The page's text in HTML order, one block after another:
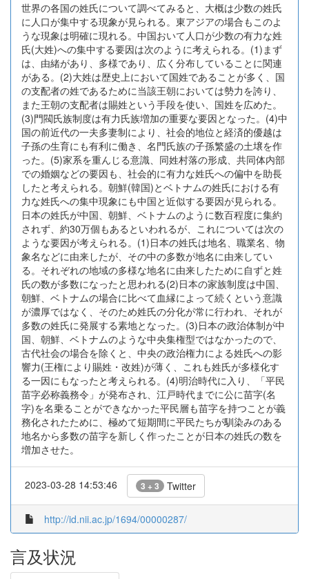
世界の各国の姓氏について調べてみると、大概は少数の姓氏
に人口が集中する現象が見られる。東アジアの場合もこのよ
うな現象は明確に現れる。中国おいて人口が少数の有力な姓
氏(大姓)への集中する要因は次のように考えられる。(1)まず
は、由緒があり、多様であり、広く分布していることに関連
がある。(2)大姓は歴史上において国姓であることが多く、国
の支配者の姓であるために当該王朝においては勢力を誇り、
また王朝の支配者は賜姓という手段を使い、国姓を広めた。
(3)門閥氏族制度は有力氏族増加の重要な要因となった。(4)中
国の前近代の一夫多妻制により、社会的地位と経済的優越は
子孫の生育にも有利に働き、名門氏族の子孫繁盛の土壌を作
った。(5)家系を重んじる意識、同姓村落の形成、共同体内部
での婚姻などの要因も、社会的に有力な姓氏への偏中を助長
したと考えられる。朝鮮(韓国)とベトナムの姓氏における有
力な姓氏への集中現象にも中国と近似する要因が見られる。
日本の姓氏が中国、朝鮮、ベトナムのように数百程度に集約
されず、約30万個もあるといわれるが、これについては次の
ような要因が考えられる。(1)日本の姓氏は地名、職業名、物
象名などに由来したが、その中の多数が地名に由来してい
る。それぞれの地域の多様な地名に由来したために自ずと姓
氏の数が多数になったと思われる(2)日本の家族制度は中国、
朝鮮、ベトナムの場合に比べて血縁によって続くという意識
が濃厚ではなく、そのため姓氏の分化が常に行われ、それが
多数の姓氏に発展する素地となった。(3)日本の政治体制が中
国、朝鮮、ベトナムのような中央集権型ではなかったので、
古代社会の場合を除くと、中央の政治権力による姓氏への影
響力(王権により賜姓・改姓)が薄く、これも姓氏が多様化す
る一因にもなったと考えられる。(4)明治時代に入り、「平民
苗字必称義務令」が発布され、江戸時代までに公に苗字(名
字)を名乗ることができなかった平民層も苗字を持つことが義
務化されたために、極めて短期間に平民たちが馴染みのある
地名から多数の苗字を新しく作ったことが日本の姓氏の数を
増加させた。
2023-03-28 14:53:46 3 + 3 Twitter
http://id.nii.ac.jp/1694/00000287/
言及状況